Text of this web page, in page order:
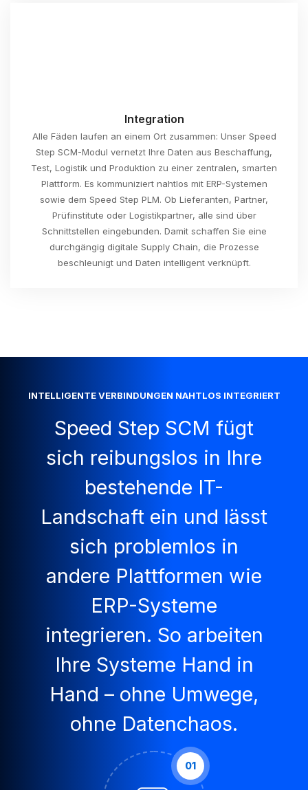
Integration
Alle Fäden laufen an einem Ort zusammen: Unser Speed
Step SCM-Modul vernetzt Ihre Daten aus Beschaffung,
Test, Logistik und Produktion zu einer zentralen, smarten
Plattform. Es kommuniziert nahtlos mit ERP-Systemen
sowie dem Speed Step PLM. Ob Lieferanten, Partner,
Prüfinstitute oder Logistikpartner, alle sind über
Schnittstellen eingebunden. Damit schaffen Sie eine
durchgängig digitale Supply Chain, die Prozesse
beschleunigt und Daten intelligent verknüpft.
INTELLIGENTE VERBINDUNGEN NAHTLOS INTEGRIERT
Speed Step SCM fügt
sich reibungslos in Ihre
bestehende IT-
Landschaft ein und lässt
sich problemlos in
andere Plattformen wie
ERP-Systeme
integrieren. So arbeiten
Ihre Systeme Hand in
Hand – ohne Umwege,
ohne Datenchaos.
01